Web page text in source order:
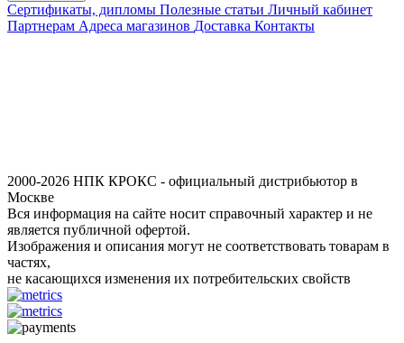
Сертификаты, дипломы Полезные статьи Личный кабинет
Партнерам Адреса магазинов Доставка Контакты
2000-2026 НПК КРОКС - официальный дистрибьютор в
Москве
Вся информация на сайте носит справочный характер и не
является публичной офертой.
Изображения и описания могут не соответствовать товарам в
частях,
не касающихся изменения их потребительских свойств